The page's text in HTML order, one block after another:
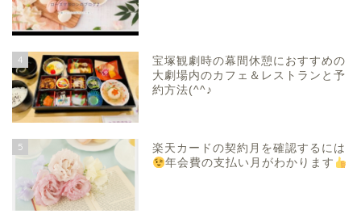
4
宝塚観劇時の幕間休憩におすすめの
大劇場内のカフェ＆レストランと予
約方法(^^♪
5
楽天カードの契約月を確認するには
年会費の支払い月がわかります